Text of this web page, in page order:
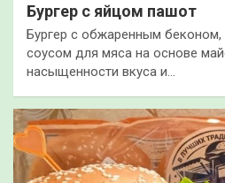
Бургер с яйцом пашот
Бургер с обжаренным беконом,
соусом для мяса на основе
насыщенности вкуса и…